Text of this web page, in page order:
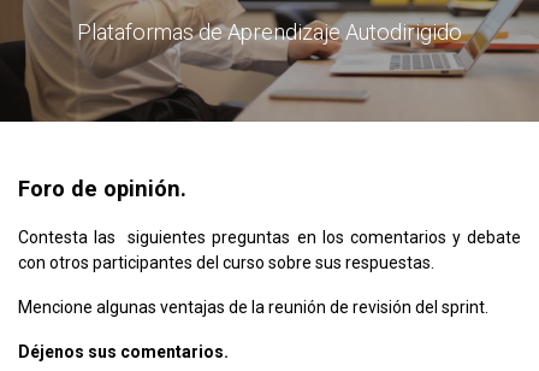
Plataformas de Aprendizaje Autodirigido
Foro de opinión.
Contesta las siguientes preguntas en los comentarios y debate
con otros participantes del curso sobre sus respuestas.
Mencione algunas ventajas de la reunión de revisión del sprint.
Déjenos sus comentarios.